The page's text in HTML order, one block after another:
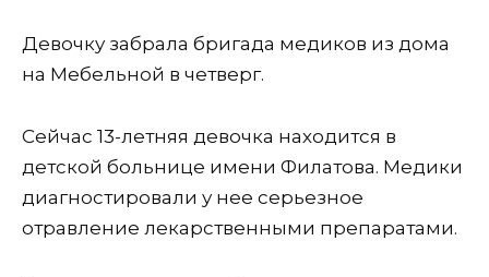
Девочку забрала бригада медиков из дома
на Мебельной в четверг.
Сейчас 13-летняя девочка находится в
детской больнице имени Филатова. Медики
диагностировали у нее серьезное
отравление лекарственными препаратами.